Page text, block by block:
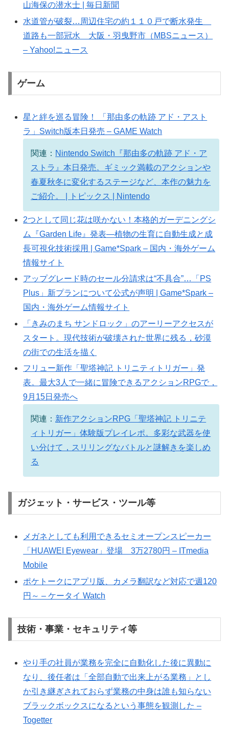
山海保の潜水士 | 毎日新聞
水道管が破裂…周辺住宅の約１１０戸で断水発生
道路も一部冠水 大阪・羽曳野市（MBSニュース）
– Yahoo!ニュース
ゲーム
星と絆を巡る冒険！ 「那由多の軌跡 アド・アスト
ラ」Switch版本日発売 – GAME Watch
関連： Nintendo Switch『那由多の軌跡 アド・ア
ストラ』本日発売。ギミック満載のアクションや
春夏秋冬に変化するステージなど、本作の魅力を
ご紹介。 | トピックス | Nintendo
2つとして同じ花は咲かない！本格的ガーデニングシ
ム『Garden Life』発表―植物の生育に自動生成と成
長可視化技術採用 | Game*Spark – 国内・海外ゲーム
情報サイト
アップグレード時のセール分請求は“不具合”…「PS
Plus」新プランについて公式が声明 | Game*Spark –
国内・海外ゲーム情報サイト
「きみのまち サンドロック」のアーリーアクセスが
スタート。現代技術が破壊された世界に残る，砂漠
の街での生活を描く
フリュー新作「聖塔神記 トリニティトリガー」発
表。最大3人で一緒に冒険できるアクションRPGで，
9月15日発売へ
関連： 新作アクションRPG「聖塔神記 トリニテ
ィトリガー」体験版プレイレポ。多彩な武器を使
い分けて，スリリングなバトルと謎解きを楽しめ
る
ガジェット・サービス・ツール等
メガネとしても利用できるセミオープンスピーカー
「HUAWEI Eyewear」登場 3万2780円 – ITmedia
Mobile
ポケトークにアプリ版、カメラ翻訳など対応で週120
円～ – ケータイ Watch
技術・事業・セキュリティ等
やり手の社員が業務を完全に自動化した後に異動に
なり、後任者は「全部自動で出来上がる業務」とし
か引き継ぎされておらず業務の中身は誰も知らない
ブラックボックスになるという事態を観測した –
Togetter